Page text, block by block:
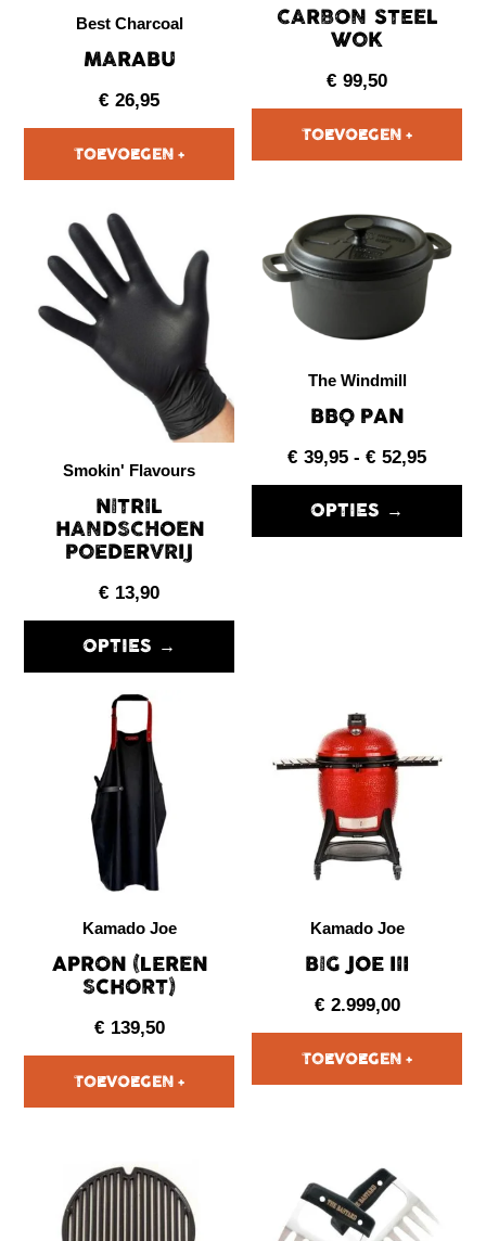
Best Charcoal
MARABU
€ 26,95
CARBON STEEL
WOK
€ 99,50
Smokin' Flavours
NITRIL
HANDSCHOEN
POEDERVRIJ
€ 13,90
OPTIES →
The Windmill
BBQ PAN
€ 39,95 - € 52,95
OPTIES →
Kamado Joe
APRON (LEREN
SCHORT)
€ 139,50
Kamado Joe
BIG JOE III
€ 2.999,00